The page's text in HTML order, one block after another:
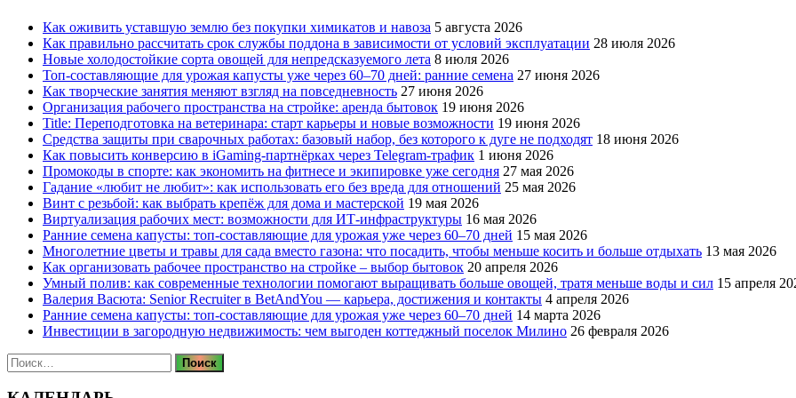
Как оживить уставшую землю без покупки химикатов и навоза 5 августа 2026
Как правильно рассчитать срок службы поддона в зависимости от условий эксплуатации 28 июля 2026
Новые холодостойкие сорта овощей для непредсказуемого лета 8 июля 2026
Топ-составляющие для урожая капусты уже через 60–70 дней: ранние семена 27 июня 2026
Как творческие занятия меняют взгляд на повседневность 27 июня 2026
Организация рабочего пространства на стройке: аренда бытовок 19 июня 2026
Title: Переподготовка на ветеринара: старт карьеры и новые возможности 19 июня 2026
Средства защиты при сварочных работах: базовый набор, без которого к дуге не подходят 18 июня 2026
Как повысить конверсию в iGaming-партнёрках через Telegram-трафик 1 июня 2026
Промокоды в спорте: как экономить на фитнесе и экипировке уже сегодня 27 мая 2026
Гадание «любит не любит»: как использовать его без вреда для отношений 25 мая 2026
Винт с резьбой: как выбрать крепёж для дома и мастерской 19 мая 2026
Виртуализация рабочих мест: возможности для ИТ-инфраструктуры 16 мая 2026
Ранние семена капусты: топ‑составляющие для урожая уже через 60–70 дней 15 мая 2026
Многолетние цветы и травы для сада вместо газона: что посадить, чтобы меньше косить и больше отдыхать 13 мая 2026
Как организовать рабочее пространство на стройке – выбор бытовок 20 апреля 2026
Умный полив: как современные технологии помогают выращивать больше овощей, тратя меньше воды и сил 15 апреля
Валерия Васюта: Senior Recruiter в BetAndYou — карьера, достижения и контакты 4 апреля 2026
Ранние семена капусты: топ‑составляющие для урожая уже через 60–70 дней 14 марта 2026
Инвестиции в загородную недвижимость: чем выгоден коттеджный поселок Милино 26 февраля 2026
Найти: